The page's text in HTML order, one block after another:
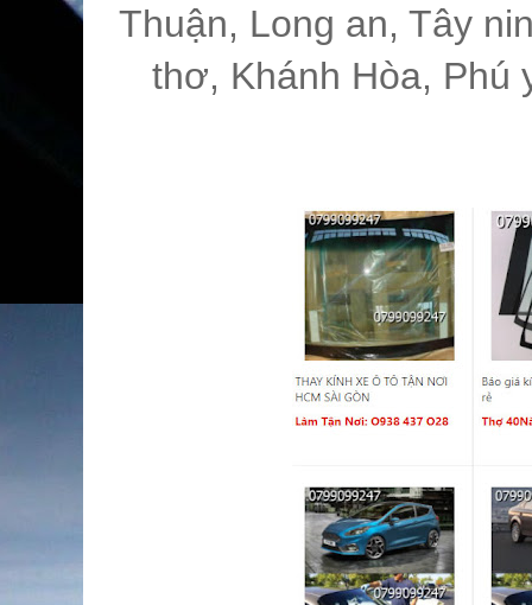
Thuận, Long an, Tây
thơ, Khánh Hòa, Phú